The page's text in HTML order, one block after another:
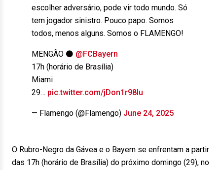
escolher adversário, pode vir todo mundo. Só
tem jogador sinistro. Pouco papo. Somos
todos, menos alguns. Somos o FLAMENGO!
MENGÃO ⚫️ @FCBayern
17h (horário de Brasília)
Miami
️29… pic.twitter.com/jDon1r98lu
— Flamengo (@Flamengo) June 24, 2025
O Rubro-Negro da Gávea e o Bayern se enfrentam a partir
das 17h (horário de Brasília) do próximo domingo (29), no